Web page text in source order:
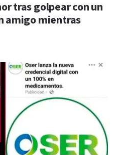
tras golpear con un
amigo mientras